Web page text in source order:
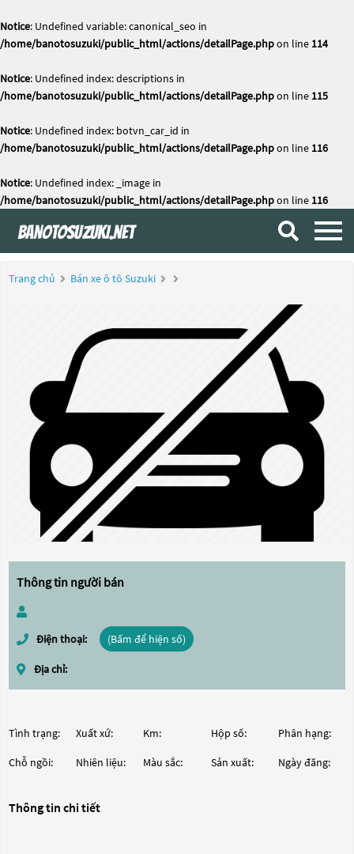
Notice: Undefined variable: canonical_seo in
/home/banotosuzuki/public_html/actions/detailPage.phpon line 114
Notice: Undefined index: descriptions in
/home/banotosuzuki/public_html/actions/detailPage.phpon line 115
Notice: Undefined index: botvn_car_id in
/home/banotosuzuki/public_html/actions/detailPage.phpon line 116
Notice: Undefined index: _image in
/home/banotosuzuki/public_html/actions/detailPage.phpon line 116
Trang chủ Bán xe ô tô Suzuki
Thông tin người bán
Điện thoại: (Bấm để hiện số)
Địa chỉ:
Tình trạng: Xuất xứ: Km: Hộp số: Phân hạng:
Chỗ ngồi: Nhiên liệu: Màu sắc: Sản xuất: Ngày đăng:
Thông tin chi tiết